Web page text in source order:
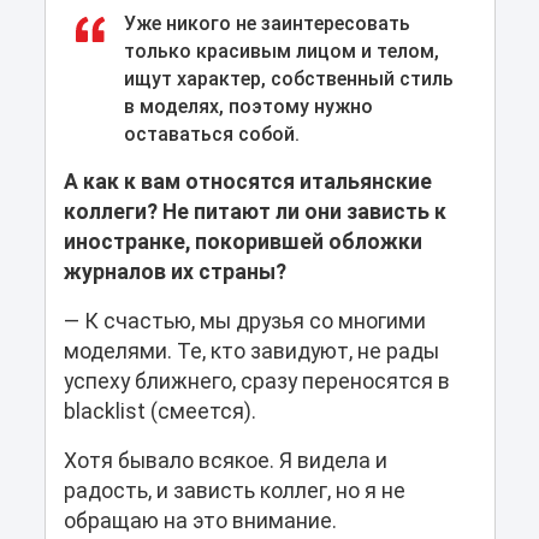
Уже никого не заинтересовать
только красивым лицом и телом,
ищут характер, собственный стиль
в моделях, поэтому нужно
оставаться собой.
А как к вам относятся итальянские
коллеги? Не питают ли они зависть к
иностранке, покорившей обложки
журналов их страны?
— К счастью, мы друзья со многими
моделями. Те, кто завидуют, не рады
успеху ближнего, сразу переносятся в
blacklist (смеется).
Хотя бывало всякое. Я видела и
радость, и зависть коллег, но я не
обращаю на это внимание.